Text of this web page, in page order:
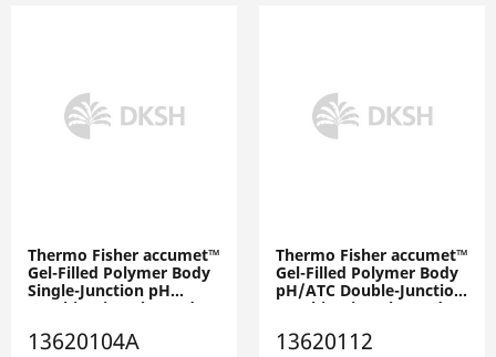
Thermo Fisher accumet™
Gel-Filled Polymer Body
Single-Junction pH
Combination Electrodes,
13620104A
Thermo Fisher accumet™
Gel-Filled Polymer Body
pH/ATC Double-Junction
Combination Electrodes:
13620112